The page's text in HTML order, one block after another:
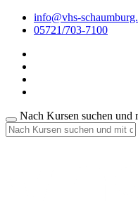
info@vhs-
05721/703-7100
Nach Kursen suchen und